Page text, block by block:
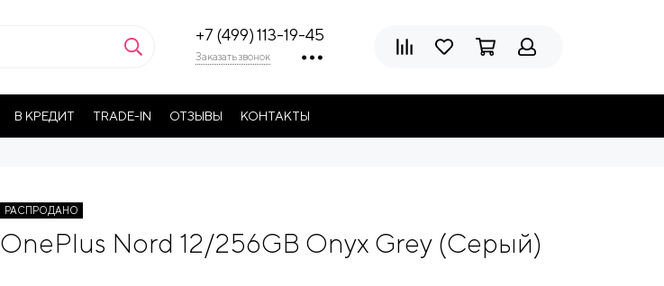
+7 (499) 113-19-45
Заказать звонок
В КРЕДИТ TRADE-IN ОТЗЫВЫ КОНТАКТЫ
РАСПРОДАНО
OnePlus Nord 12/256GB Onyx Grey (Серый)